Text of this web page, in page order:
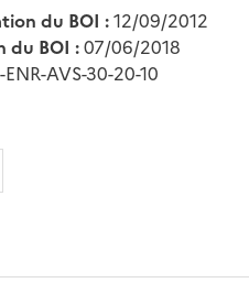
du BOI :12/09/2012
du BOI :07/06/2018
ENR-AVS-30-20-10
au format pdf
sur LinkedIn